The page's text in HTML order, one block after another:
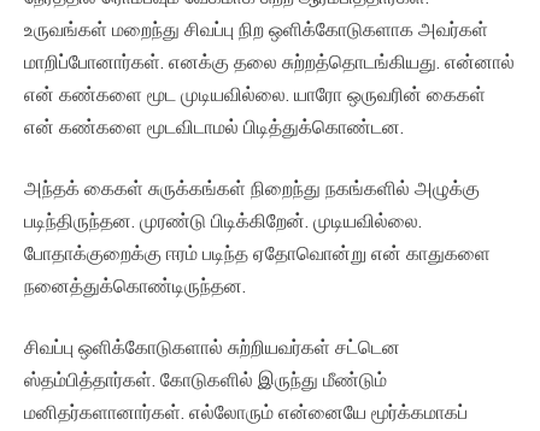
உருவங்கள் மறைந்து சிவப்பு நிற ஒளிக்கோடுகளாக அவர்கள்
மாறிப்போனார்கள். எனக்கு தலை சுற்றத்தொடங்கியது. என்னால்
என் கண்களை மூட முடியவில்லை. யாரோ ஒருவரின் கைகள்
என் கண்களை மூடவிடாமல் பிடித்துக்கொண்டன.
அந்தக் கைகள் சுருக்கங்கள் நிறைந்து நகங்களில் அழுக்கு
படிந்திருந்தன. முரண்டு பிடிக்கிறேன். முடியவில்லை.
போதாக்குறைக்கு ஈரம் படிந்த ஏதோவொன்று என் காதுகளை
நனைத்துக்கொண்டிருந்தன.
சிவப்பு ஒளிக்கோடுகளால் சுற்றியவர்கள் சட்டென
ஸ்தம்பித்தார்கள். கோடுகளில் இருந்து மீண்டும்
மனிதர்களானார்கள். எல்லோரும் என்னையே மூர்க்கமாகப்